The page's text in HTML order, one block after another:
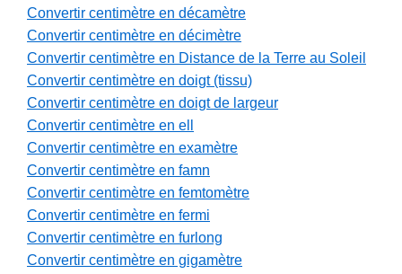
Convertir centimètre en décamètre
Convertir centimètre en décimètre
Convertir centimètre en Distance de la Terre au Soleil
Convertir centimètre en doigt (tissu)
Convertir centimètre en doigt de largeur
Convertir centimètre en ell
Convertir centimètre en examètre
Convertir centimètre en famn
Convertir centimètre en femtomètre
Convertir centimètre en fermi
Convertir centimètre en furlong
Convertir centimètre en gigamètre